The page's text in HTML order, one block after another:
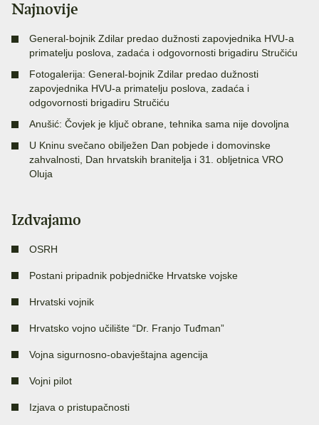
Najnovije
General-bojnik Zdilar predao dužnosti zapovjednika HVU-a
primatelju poslova, zadaća i odgovornosti brigadiru Stručiću
Fotogalerija: General-bojnik Zdilar predao dužnosti
zapovjednika HVU-a primatelju poslova, zadaća i
odgovornosti brigadiru Stručiću
Anušić: Čovjek je ključ obrane, tehnika sama nije dovoljna
U Kninu svečano obilježen Dan pobjede i domovinske
zahvalnosti, Dan hrvatskih branitelja i 31. obljetnica VRO
Oluja
Izdvajamo
OSRH
Postani pripadnik pobjedničke Hrvatske vojske
Hrvatski vojnik
Hrvatsko vojno učilište “Dr. Franjo Tuđman”
Vojna sigurnosno-obavještajna agencija
Vojni pilot
Izjava o pristupačnosti